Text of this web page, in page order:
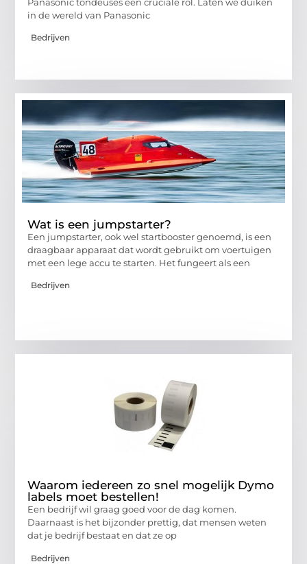
in de wereld van Panasonic
Bedrijven
Wat is een jumpstarter?
Een jumpstarter, ook wel startbooster genoemd, is een
draagbaar apparaat dat wordt gebruikt om voertuigen
met een lege accu te starten. Het fungeert als een
Bedrijven
Waarom iedereen zo snel mogelijk Dymo
labels moet bestellen!
Een bedrijf wil graag goed voor de dag komen.
Daarnaast is het bijzonder prettig, dat mensen weten
dat je bedrijf bestaat en dat ze op
Bedrijven